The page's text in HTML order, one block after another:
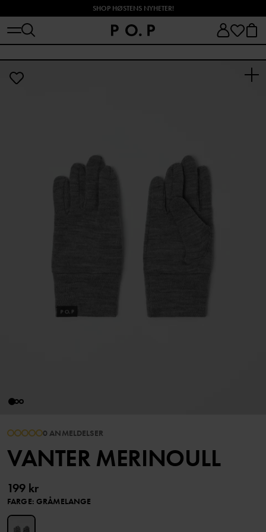
SHOP HØSTENS NYHETER!
0 ANMELDELSER
VANTER MERINOULL
199 kr
FARGE: GRÅMELANGE